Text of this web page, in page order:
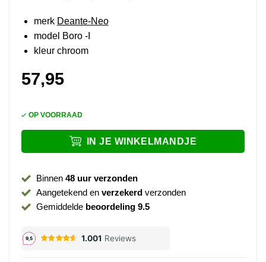
merk Deante-Neo
model Boro -I
kleur chroom
57,95
OP VOORRAAD
IN JE WINKELMANDJE
Binnen 48 uur verzonden
Aangetekend en verzekerdverzonden
Gemiddelde beoordeling 9.5